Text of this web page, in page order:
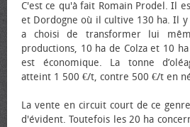
C'est ce qu'à fait Romain Prodel. Il
et Dordogne où il cultive 130 ha. Il
a choisi de transformer lui
productions, 10 ha de Colza et 10
est économique. La tonne
atteint 1 500 €/t, contre 500 €/t en
La vente en circuit court de ce
d'évident. Toutefois les 20 ha